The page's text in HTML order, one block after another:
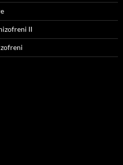
II